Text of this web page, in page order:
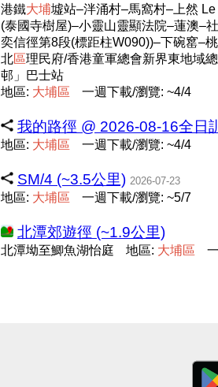
港鐵大埔墟站–泮涌村–馬窩村–上然
(泰國寺樹屋)–小靈山靈顯法院–蓮澳–
奕信徑第8段(標距柱W090))–下碗窰–
北區理民府/香港童軍總會新界東地域
邨」巴士站
地區: 大埔區 一週下載/瀏覽: ~4/4
我的路徑 @ 2026-08-16全日
地區: 大埔區 一週下載/瀏覽: ~4/4
SM/4 (~3.5公里) 2026-07-23
地區: 大埔區 一週下載/瀏覽: ~5/7
北潭郊遊徑 (~1.9公里)
北潭坳至鯽魚湖怡庭 地區: 大埔區